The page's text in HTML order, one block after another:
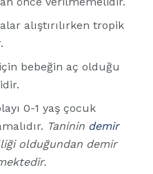
alıştırılırken tropik
bebeğin aç olduğu
0-1 yaş çocuk
Taninin demir
olduğundan demir